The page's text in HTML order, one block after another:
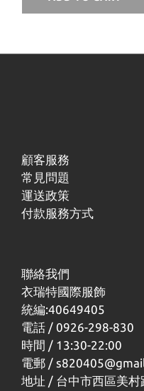
短褲 黑色 刺繡 現
顧客服務
常見問題
運送政策
付款服務方式
聯絡我們
衣瑞特國際服飾
統編:40649405
電話 / 0926-298-830
時間 / 13:30-22:00
電郵 /
地址 / 台中市西區美